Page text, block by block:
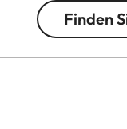
Finden